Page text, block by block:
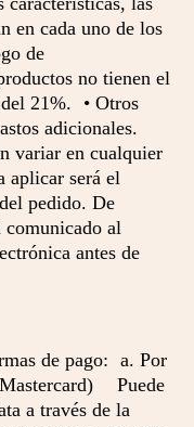
en cada uno de los
de
no tienen el
21%. • Otros
adicionales.
variar en cualquier
aplicar será el
pedido. De
comunicado al
antes de
de pago: a. Por
Puede
a través de la